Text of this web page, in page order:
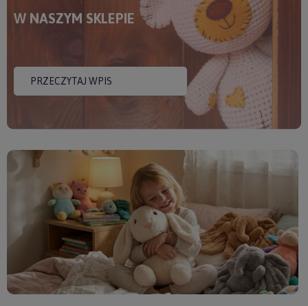
W NASZYM SKLEPIE
PRZECZYTAJ WPIS